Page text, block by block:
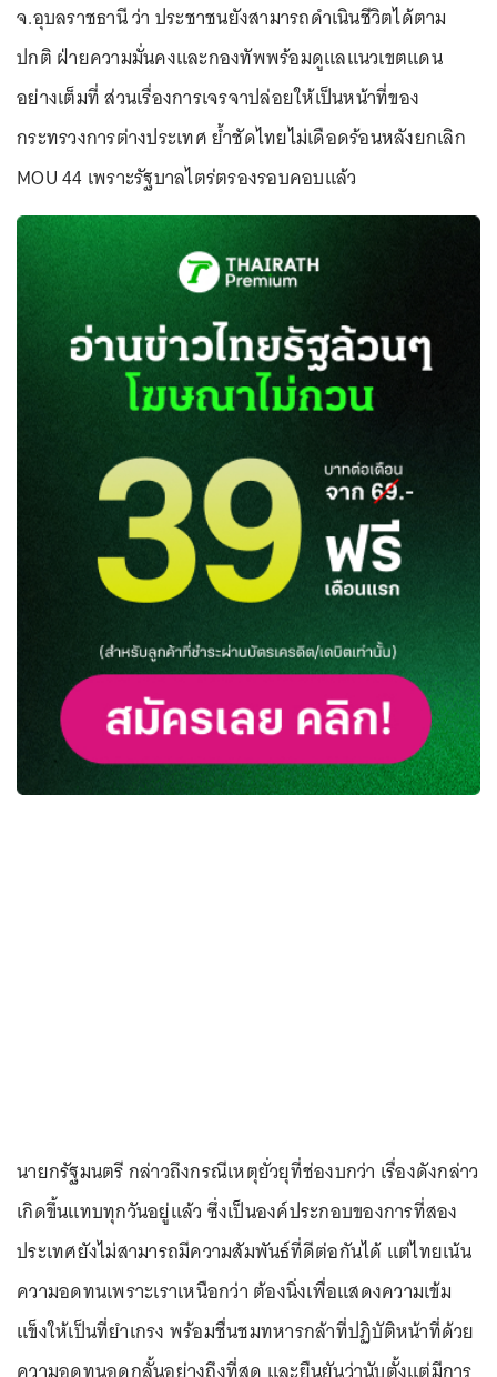
จ.อุบลราชธานี ว่า ประชาชนยังสามารถดำเนินชีวิตได้ตาม
ปกติ ฝ่ายความมั่นคงและกองทัพพร้อมดูแลแนวเขตแดน
อย่างเต็มที่ ส่วนเรื่องการเจรจาปล่อยให้เป็นหน้าที่ของ
กระทรวงการต่างประเทศ ย้ำชัดไทยไม่เดือดร้อนหลังยกเลิก
MOU 44 เพราะรัฐบาลไตร่ตรองรอบคอบแล้ว
นายกรัฐมนตรี กล่าวถึงกรณีเหตุยั่วยุที่ช่องบกว่า เรื่องดังกล่าว
เกิดขึ้นแทบทุกวันอยู่แล้ว ซึ่งเป็นองค์ประกอบของการที่สอง
ประเทศยังไม่สามารถมีความสัมพันธ์ที่ดีต่อกันได้ แต่ไทยเน้น
ความอดทนเพราะเราเหนือกว่า ต้องนิ่งเพื่อแสดงความเข้ม
แข็งให้เป็นที่ยำเกรง พร้อมชื่นชมทหารกล้าที่ปฏิบัติหน้าที่ด้วย